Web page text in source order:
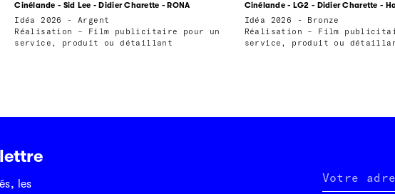
Cinélande - Sid Lee - Didier Charette - RONA
Idéa 2026 - Argent
Réalisation – Film publicitaire pour un
service, produit ou détaillant
Cinélande - LG2 - Didier Charette -
Idéa 2026 - Bronze
Réalisation – Film
service, produit ou
les
Votre